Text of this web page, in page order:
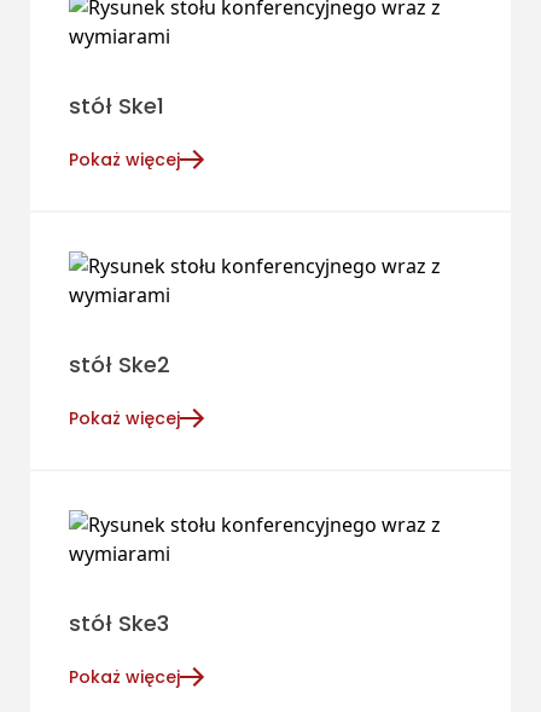
stół Ske1
Pokaż więcej
stół Ske2
Pokaż więcej
stół Ske3
Pokaż więcej